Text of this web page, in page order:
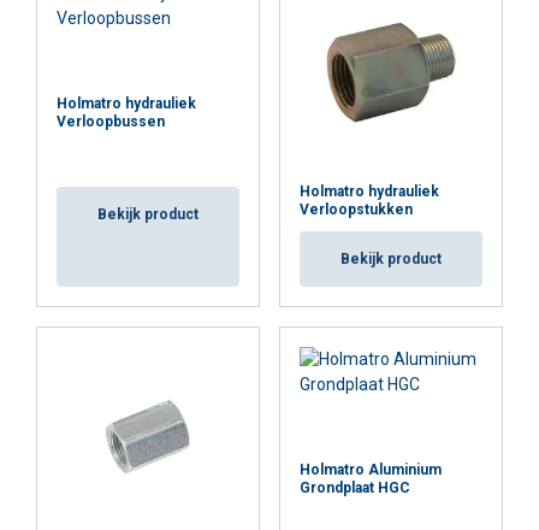
Holmatro hydrauliek
Verloopbussen
Bekijk product
Holmatro hydrauliek
Verloopstukken
Bekijk product
Holmatro Aluminium
Grondplaat HGC
ALLES ACCEPTEREN
ALLES AFWIJZEN
Cookie Policy